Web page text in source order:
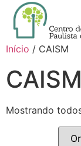
Início / CAISM
CAISM
Mostrando